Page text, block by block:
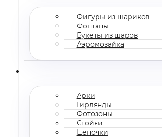
Фигуры из шариков
Фонтаны
Букеты из шаров
Аэромозайка
Арки
Гирлянды
Фотозоны
Стойки
Цепочки